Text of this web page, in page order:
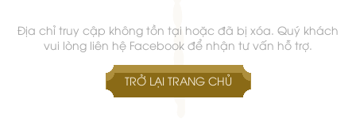
Địa chỉ truy cập không tồn tại hoặc đã bị xóa. Quý khách
vui lòng liên hệ Facebook để nhận tư vấn hỗ trợ.
TRỞ LẠI TRANG CHỦ